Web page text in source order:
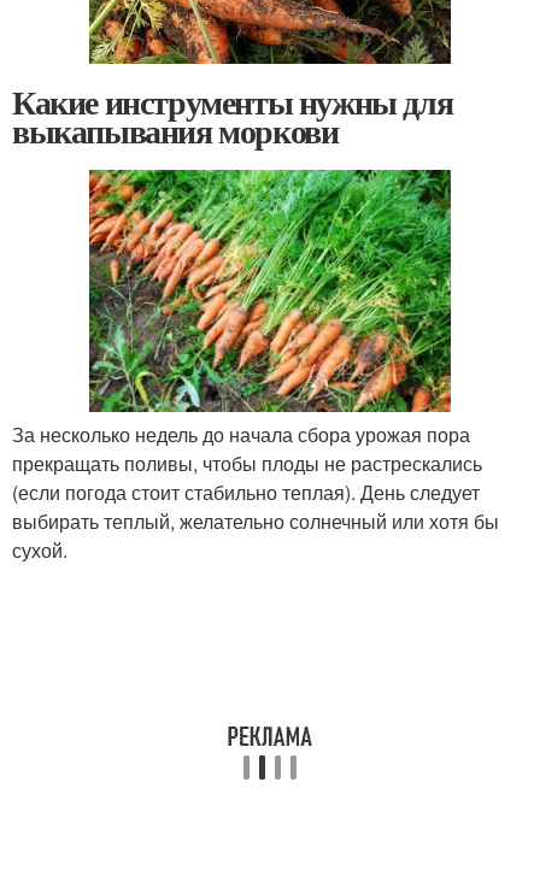
Какие инструменты нужны для
выкапывания моркови
За несколько недель до начала сбора урожая пора
прекращать поливы, чтобы плоды не растрескались
(если погода стоит стабильно теплая). День следует
выбирать теплый, желательно солнечный или хотя бы
сухой.